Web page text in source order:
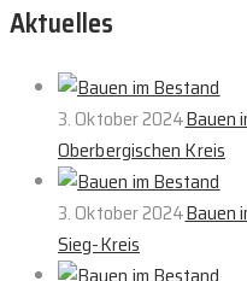
Aktuelles
3. Oktober 2024Bauen
Oberbergischen Kreis
3. Oktober 2024Bauen
Sieg-Kreis